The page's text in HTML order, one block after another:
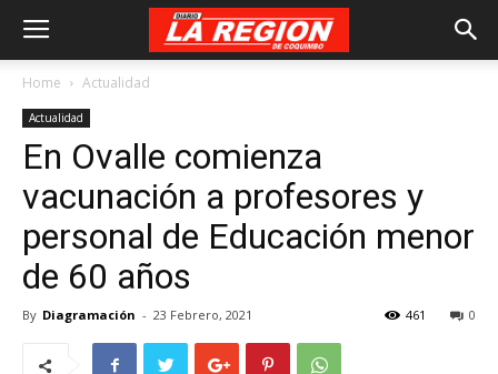
Home Actualidad
Actualidad
En Ovalle comienza
vacunación a profesores y
personal de Educación menor
de 60 años
By Diagramación - 23 Febrero, 2021 0
461